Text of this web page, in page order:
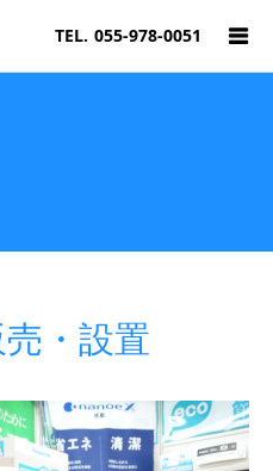
TEL. 055-978-0051
・設置